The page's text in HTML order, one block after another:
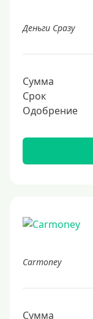
Деньги Сразу
Сумма
Срок
Одобрение
Carmoney
Сумма